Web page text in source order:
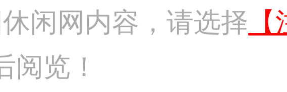
闲网内容，请选择
阅览！